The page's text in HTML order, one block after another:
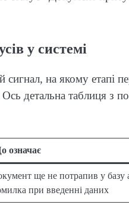
у системі
сигнал, на якому етапі
Ось детальна таблиця з
означає
ще не потрапив у базу
при введенні даних